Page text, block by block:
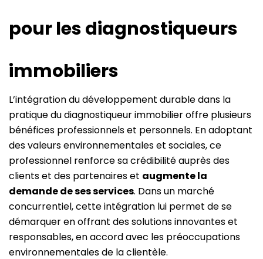
pour les diagnostiqueurs
immobiliers
L’intégration du développement durable dans la
pratique du diagnostiqueur immobilier offre plusieurs
bénéfices professionnels et personnels. En adoptant
des valeurs environnementales et sociales, ce
professionnel renforce sa crédibilité auprès des
clients et des partenaires et augmente la
demande de ses services. Dans un marché
concurrentiel, cette intégration lui permet de se
démarquer en offrant des solutions innovantes et
responsables, en accord avec les préoccupations
environnementales de la clientèle.